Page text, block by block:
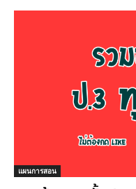
แผนการสอน